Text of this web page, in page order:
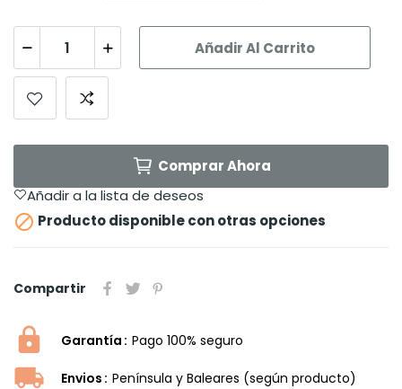
Añadir Al Carrito
Comprar Ahora
Añadir a la lista de deseos
 Producto disponible con otras opciones
Compartir
Garantía Pago 100% seguro
Envios Península y Baleares (según producto)